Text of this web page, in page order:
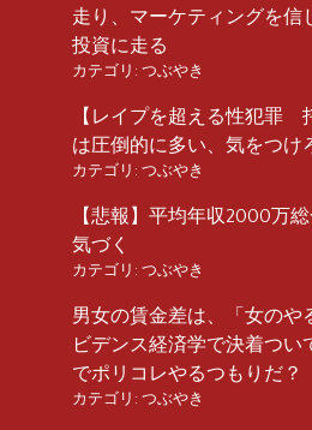
走り、マーケティングを信
投資に走る
カテゴリ: つぶやき
【レイプを超える性犯罪
は圧倒的に多い、気をつけ
カテゴリ: つぶやき
【悲報】平均年収2000万
気づく
カテゴリ: つぶやき
男女の賃金差は、「女のや
ビデンス経済学で決着つい
でポリコレやるつもりだ？
カテゴリ: つぶやき